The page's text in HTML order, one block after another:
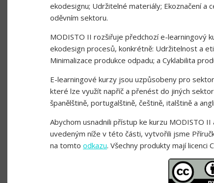
ekodesignu; Udržitelné materiály; Ekoznačení a
oděvním sektoru.
MODISTO II rozšiřuje předchozí e-learningový
ekodesign procesů, konkrétně: Udržitelnost a
Minimalizace produkce odpadu; a Cyklabilita
E-learningové kurzy jsou uzpůsobeny pro
které lze využít napříč a přenést do jiných
španělštině, portugalštině, češtině, italštině a
Abychom usnadnili přístup ke kurzu MODISTO
uvedeným níže v této části, vytvořili jsme
na tomto odkazu. Všechny produkty mají licenci